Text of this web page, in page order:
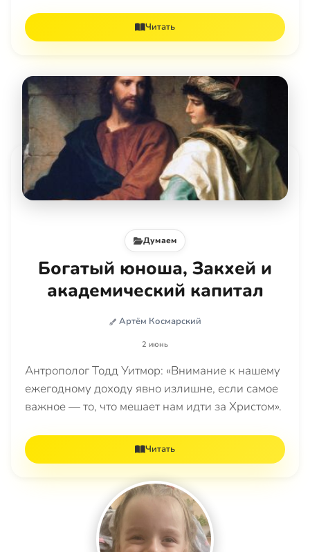
Читать
Думаем
Богатый юноша, Закхей и
академический капитал
Артём Космарский
2 июнь
Антрополог Тодд Уитмор: «Внимание к нашему
ежегодному доходу явно излишне, если самое
важное — то, что мешает нам идти за Христом».
Читать